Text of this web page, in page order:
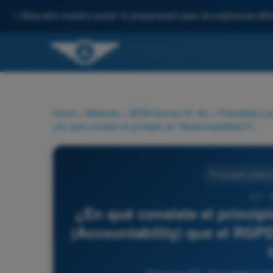
Descubre nuestro portal: tu preparación para los exámenes
Home Materias AESA Drones A1-A3 Privacidad y
¿En qué consiste el
(Accountability) que el